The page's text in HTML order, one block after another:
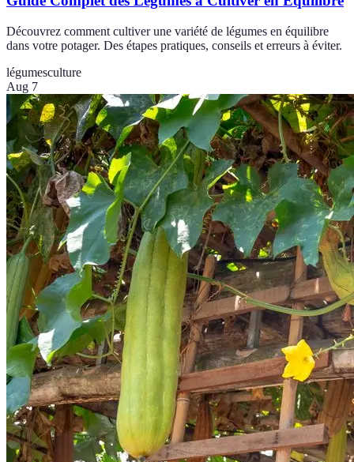
Découvrez comment cultiver une variété de légumes en équilibre
dans votre potager. Des étapes pratiques, conseils et erreurs à éviter.
légumesculture
Aug 7